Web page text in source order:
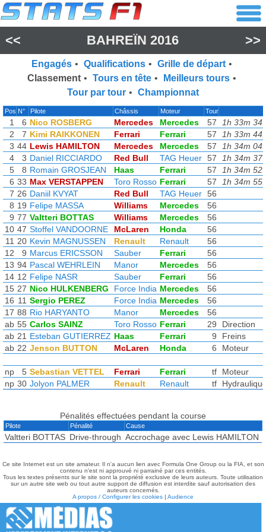
<< BAHREÏN 2016 >>
Engagés • Qualifications • Grille de départ •
Classement • Tours en tête • Meilleurs tours •
Tour par tour • Championnat
Pos N° Pilote Châssis Moteur Tour
1 6 Nico ROSBERG Mercedes Mercedes 57
1h 33m
2
7 Kimi RAIKKONEN Ferrari Ferrari 57
1h 33m
3 44 Lewis HAMILTON Mercedes Mercedes 57
1h 34m
4
3 Daniel RICCIARDO Red Bull TAG Heuer 57
1h 34m
5
8 Romain GROSJEAN Haas Ferrari 57
1h 34m
6 33 Max VERSTAPPEN Toro Rosso Ferrari 57
1h 34m
7 26 Daniil KVYAT Red Bull TAG Heuer 56
8 19 Felipe MASSA Williams Mercedes
56
9 77 Valtteri BOTTAS Williams Mercedes
56
10 47 Stoffel VANDOORNE McLaren Honda
56
11 20 Kevin MAGNUSSEN Renault Renault
56
12
9 Marcus ERICSSON Sauber Ferrari
56
13 94 Pascal WEHRLEIN Manor Mercedes
56
14 12 Felipe NASR Sauber Ferrari
56
15 27 Nico HULKENBERG Force India Mercedes
56
16 11 Sergio PEREZ Force India Mercedes
56
17 88 Rio HARYANTO Manor Mercedes
56
ab 55 Carlos SAINZ Toro Rosso Ferrari 29
Direction
ab 21 Esteban GUTIERREZ Haas Ferrari 9
Freins
ab 22 Jenson BUTTON McLaren Honda 6 Moteur
np 5 Sebastian VETTEL Ferrari Ferrari tf
Moteur
np 30 Jolyon PALMER Renault Renault tf
Pénalités effectuées pendant la course
Pilote Pénalité Cause
Valtteri BOTTAS Drive-through Accrochage avec Lewis HAMILTON
Ce site Internet est un site amateur. Il n'a aucun lien avec Formula One Group ou la FIA, et son
contenu n'est ni approuvé ni parrainé par ces entités.
Tous les textes présents sur le site sont la propriété exclusive de leurs auteurs. Toute utilisation
sur un autre site web ou tout autre support de diffusion est interdite sauf autorisation des
auteurs concernés.
A propos / Configurer les cookies | Audience